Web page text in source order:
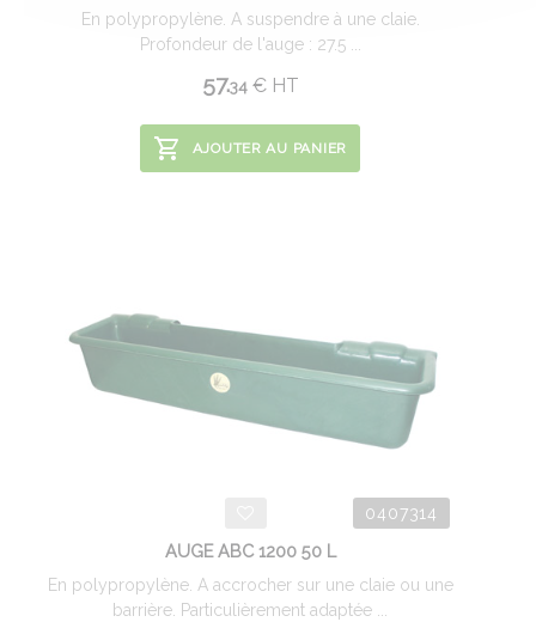
En polypropylène. A suspendre à une claie.
Profondeur de l'auge : 27.5 ...
57.34 €HT
AJOUTER AU PANIER
0407314
AUGE ABC 1200 50 L
En polypropylène. A accrocher sur une claie ou une
barrière. Particulièrement adaptée ...